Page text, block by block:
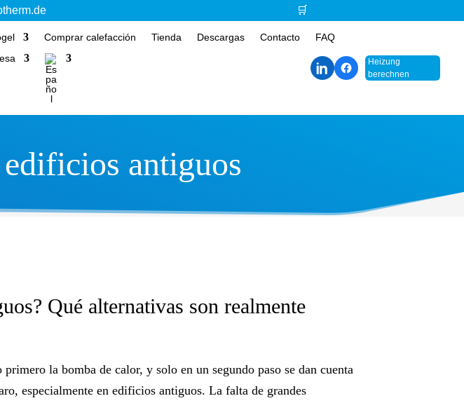
🛒
Comprar calefacción Tienda Descargas Contacto
FAQ
Heizung
berechnen
antiguos
Qué alternativas son realmente
la bomba de calor, y solo en un segundo paso se dan cuenta
especialmente en edificios antiguos. La falta de grandes